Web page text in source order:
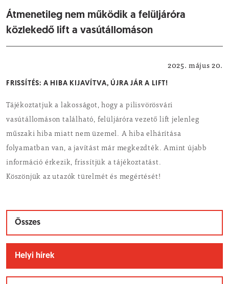
Átmenetileg nem működik a felüljáróra
közlekedő lift a vasútállomáson
2025. május 20.
FRISSÍTÉS: A HIBA KIJAVÍTVA, ÚJRA JÁR A LIFT!
Tájékoztatjuk a lakosságot, hogy a pilisvörösvári
vasútállomáson található, felüljáróra vezető lift jelenleg
műszaki hiba miatt nem üzemel. A hiba elhárítása
folyamatban van, a javítást már megkezdték. Amint újabb
információ érkezik, frissítjük a tájékoztatást.
Köszönjük az utazók türelmét és megértését!
Összes
Helyi hírek